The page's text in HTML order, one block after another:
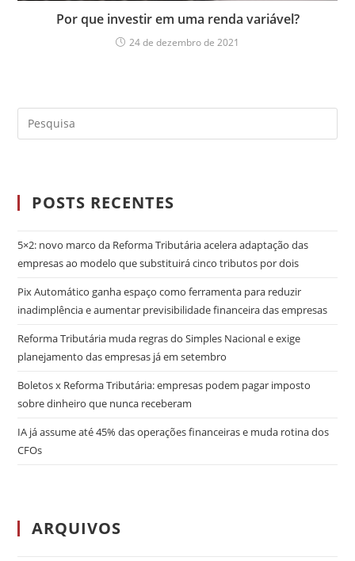
Por que investir em uma renda variável?
24 de dezembro de 2021
POSTS RECENTES
5×2: novo marco da Reforma Tributária acelera adaptação das
empresas ao modelo que substituirá cinco tributos por dois
Pix Automático ganha espaço como ferramenta para reduzir
inadimplência e aumentar previsibilidade financeira das empresas
Reforma Tributária muda regras do Simples Nacional e exige
planejamento das empresas já em setembro
Boletos x Reforma Tributária: empresas podem pagar imposto
sobre dinheiro que nunca receberam
IA já assume até 45% das operações financeiras e muda rotina dos
CFOs
ARQUIVOS